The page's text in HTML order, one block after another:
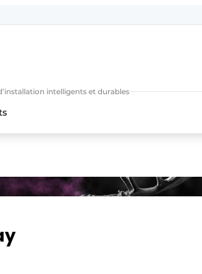
intelligents et durables